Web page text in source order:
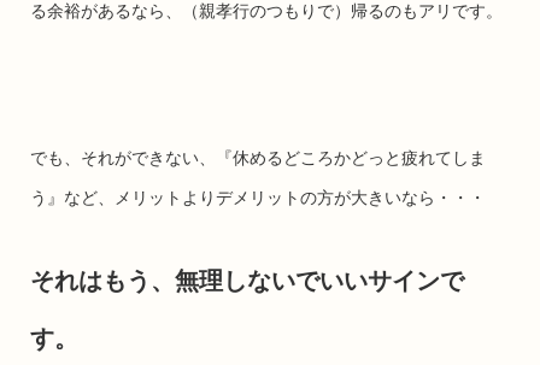
る余裕があるなら、（親孝行のつもりで）帰るのもアリです。
でも、それができない、『休めるどころかどっと疲れてしま
う』など、メリットよりデメリットの方が大きいなら・・・
それはもう、無理しないでいいサインで
す。